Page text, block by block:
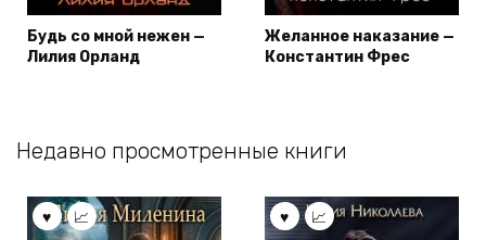
Будь со мной нежен —
Лилия Орланд
Желанное наказание —
Константин Фрес
Недавно просмотренные книги